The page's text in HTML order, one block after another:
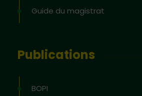
Guide du magistrat
Publications
BOPI